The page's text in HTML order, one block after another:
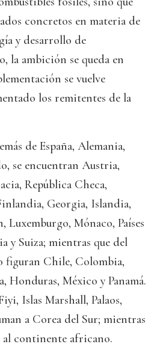
concretos en materia de
y desarrollo de
la ambición se queda en
se vuelve
los remitentes de la
de España, Alemania,
se encuentran Austria,
República Checa,
Georgia, Islandia,
Mónaco, Países
y Suiza; mientras que del
figuran Chile, Colombia,
Honduras, México y Panamá.
Islas Marshall, Palaos,
a Corea del Sur; mientras
al continente africano.